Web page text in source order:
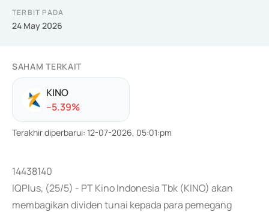
TERBIT PADA
24 May 2026
SAHAM TERKAIT
KINO
--5.39%
Terakhir diperbarui: 12-07-2026, 05:01:pm
14438140
IQPlus, (25/5) - PT Kino Indonesia Tbk (KINO) akan
membagikan dividen tunai kepada para pemegang